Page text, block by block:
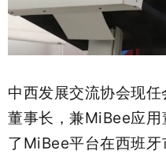
中西发展交流协会现
董事长，兼MiBee应
了MiBee平台在西班